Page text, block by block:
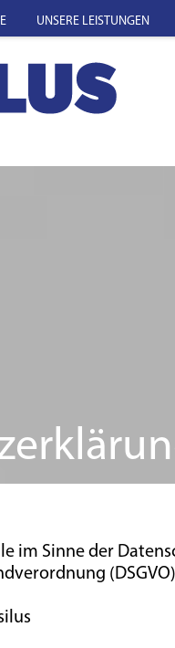
UNSERE LEISTUNGEN
im Sinne der